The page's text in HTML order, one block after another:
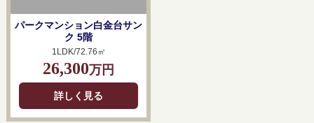
パークマンション白金台サン
ク 5階
1LDK/72.76㎡
26,300万円
詳しく見る